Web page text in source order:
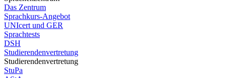
Das Zentrum
Sprachkurs-Angebot
UNIcert und GER
Sprachtests
DSH
Studierendenvertretung
Studierendenvertretung
StuPa